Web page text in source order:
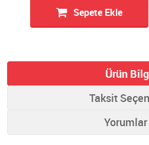
Sepete Ekle
Ürün
Taksit
Yorumlar